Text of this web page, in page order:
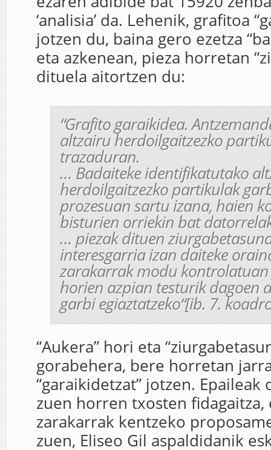
‘analisia’ da. Lehenik, grafitoa
jotzen du, baina gero ezetza
eta azkenean, pieza horretan
dituela aitortzen du:
“Grafito garaikidea.
altzairu herdoilgaitzezko
trazaduran.
… Badaiteke identifikatutako
herdoilgaitzezko partikulak
prozesuan sartu izana, haien
bisturien orriekin bat
… piezak dituen
interesgarria izan daiteke
zarakarrak modu kontrolatuan
horien azpian testurik dagoen
garbi egiaztatzeko“[ib. 7.
“Aukera” hori eta
gorabehera, bere horretan
“garaikidetzat” jotzen. Epaileak
zuen horren txosten fidagaitza,
zarakarrak kentzeko
zuen, Eliseo Gil aspaldidanik